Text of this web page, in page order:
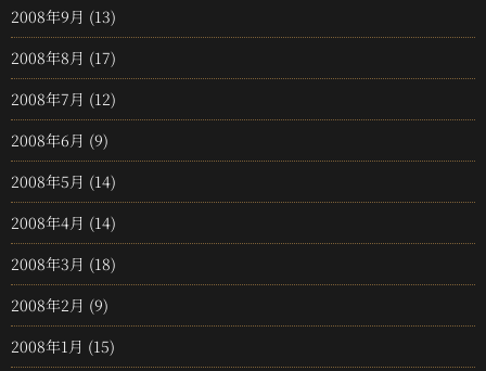
2008年9月 (13)
2008年8月 (17)
2008年7月 (12)
2008年6月 (9)
2008年5月 (14)
2008年4月 (14)
2008年3月 (18)
2008年2月 (9)
2008年1月 (15)